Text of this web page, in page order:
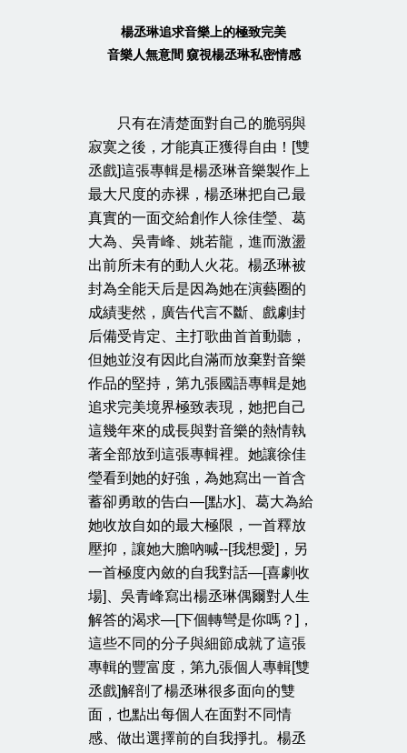
楊丞琳追求音樂上的極致完美
音樂人無意間 窺視楊丞琳私密情感
只有在清楚面對自己的脆弱與
寂寞之後，才能真正獲得自由！[雙
丞戲]這張專輯是楊丞琳音樂製作上
最大尺度的赤裸，楊丞琳把自己最
真實的一面交給創作人徐佳瑩、葛
大為、吳青峰、姚若龍，進而激盪
出前所未有的動人火花。楊丞琳被
封為全能天后是因為她在演藝圈的
成績斐然，廣告代言不斷、戲劇封
后備受肯定、主打歌曲首首動聽，
但她並沒有因此自滿而放棄對音樂
作品的堅持，第九張國語專輯是她
追求完美境界極致表現，她把自己
這幾年來的成長與對音樂的熱情執
著全部放到這張專輯裡。她讓徐佳
瑩看到她的好強，為她寫出一首含
蓄卻勇敢的告白—[點水]、葛大為給
她收放自如的最大極限，一首釋放
壓抑，讓她大膽吶喊--[我想愛]，另
一首極度內斂的自我對話—[喜劇收
場]、吳青峰寫出楊丞琳偶爾對人生
解答的渴求—[下個轉彎是你嗎？]，
這些不同的分子與細節成就了這張
專輯的豐富度，第九張個人專輯[雙
丞戲]解剖了楊丞琳很多面向的雙
面，也點出每個人在面對不同情
感、做出選擇前的自我掙扎。楊丞